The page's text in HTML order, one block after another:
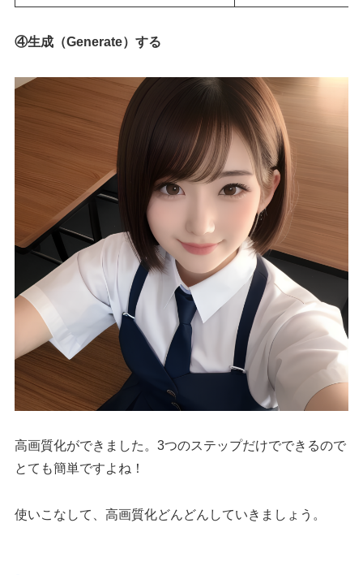
④生成（Generate）する
高画質化ができました。3つのステップだけでできるので
とても簡単ですよね！
使いこなして、高画質化どんどんしていきましょう。